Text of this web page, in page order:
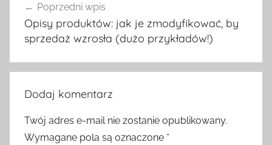
wpisu
Poprzedni wpis
Opisy produktów: jak je zmodyfikować, by
sprzedaż wzrosła (dużo przykładów!)
Dodaj komentarz
Twój adres e-mail nie zostanie opublikowany.
Wymagane pola są oznaczone *